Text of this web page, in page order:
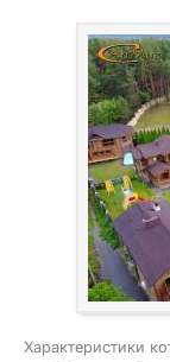
Характеристики